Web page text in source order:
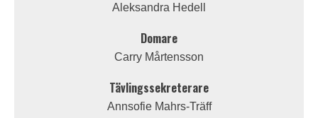
Aleksandra Hedell
Domare
Carry Mårtensson
Tävlingssekreterare
Annsofie Mahrs-Träff